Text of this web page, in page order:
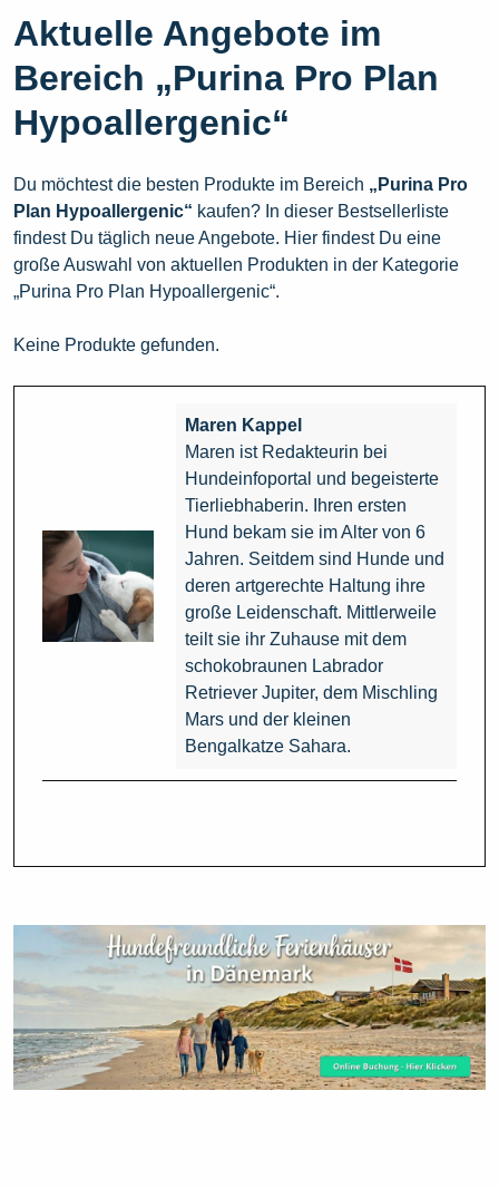
Aktuelle Angebote im
Bereich „Purina Pro Plan
Hypoallergenic“
Du möchtest die besten Produkte im Bereich „Purina Pro
Plan Hypoallergenic“ kaufen? In dieser Bestsellerliste
findest Du täglich neue Angebote. Hier findest Du eine
große Auswahl von aktuellen Produkten in der Kategorie
„Purina Pro Plan Hypoallergenic“.
Keine Produkte gefunden.
Maren Kappel
Maren ist Redakteurin bei
Hundeinfoportal und begeisterte
Tierliebhaberin. Ihren ersten
Hund bekam sie im Alter von 6
Jahren. Seitdem sind Hunde und
deren artgerechte Haltung ihre
große Leidenschaft. Mittlerweile
teilt sie ihr Zuhause mit dem
schokobraunen Labrador
Retriever Jupiter, dem Mischling
Mars und der kleinen
Bengalkatze Sahara.